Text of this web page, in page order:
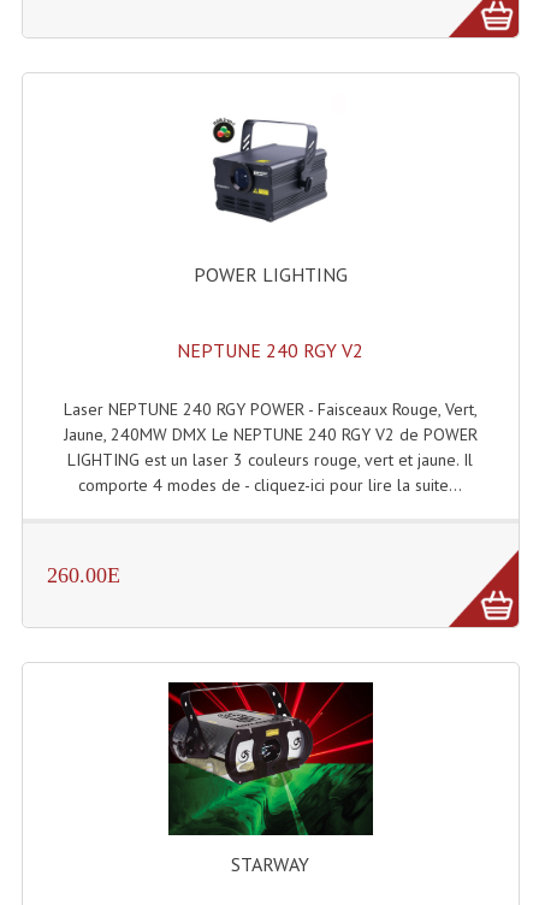
Guirlandes Lumineuse
Lampes Ampoules
Ampoules - Tubes Lumière Noire Black Gun
Lampes De Couleurs
Lampes Leds
Lampes PAR
Lumières Noire
Lyres
Panneaux, Piste Danse À Leds
Petit Effets Lumineux
Projecteur De Gobo
Projecteur Extérieur Multifaisceaux
POWER LIGHTING
NEPTUNE 240 RGY V2
Laser NEPTUNE 240 RGY POWER - Faisceaux Rouge, Vert,
Jaune, 240MW DMX Le NEPTUNE 240 RGY V2 de POWER
LIGHTING est un laser 3 couleurs rouge, vert et jaune. Il
comporte 4 modes de - cliquez-ici pour lire la suite...
260.00E
STARWAY